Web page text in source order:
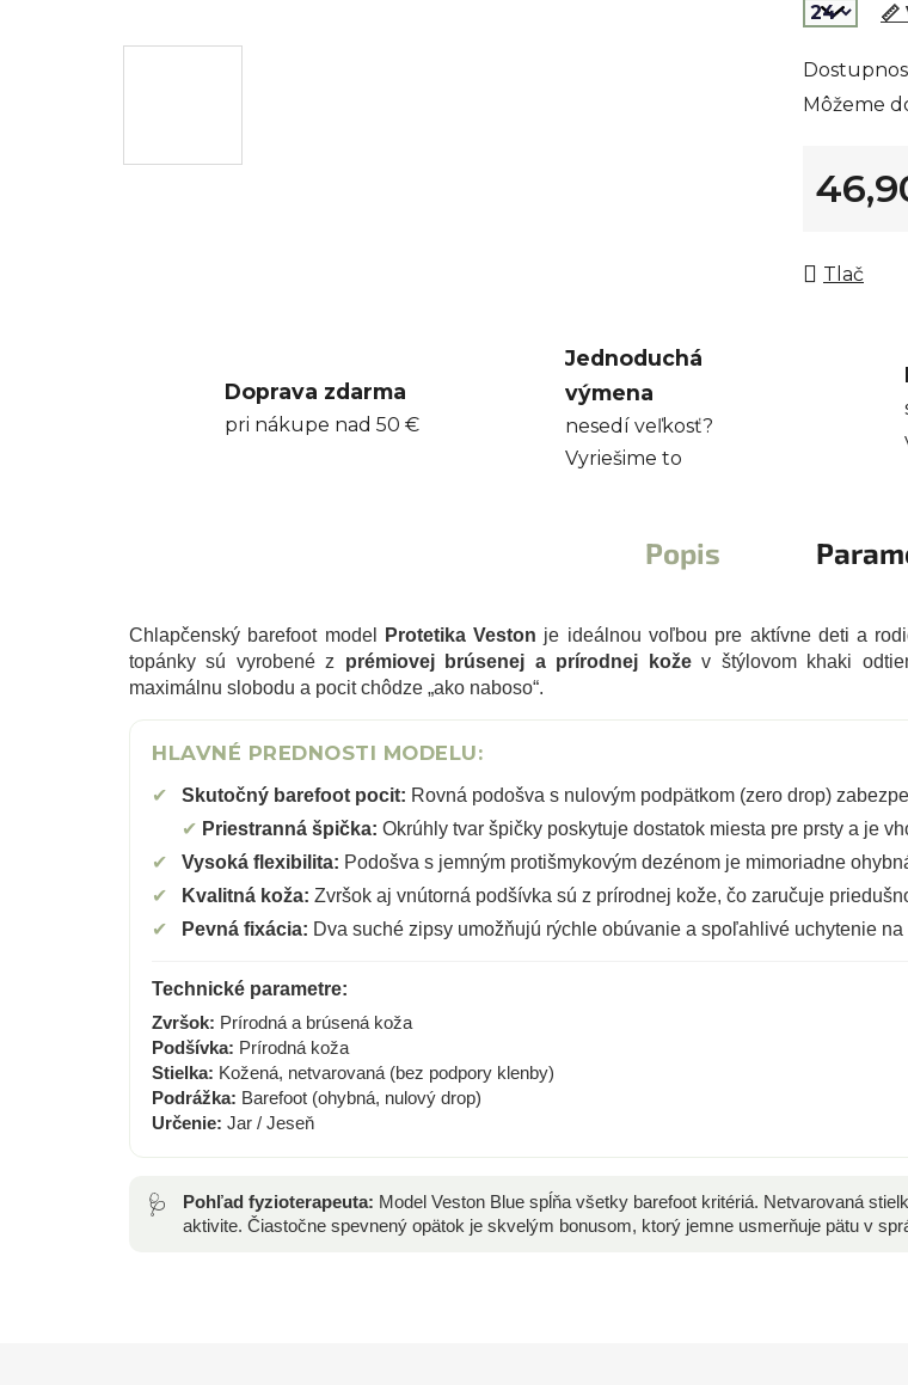
Môžeme
Tlač
Doprava zdarma
pri nákupe nad 50 €
Jednoduchá
výmena
nesedí veľkosť?
Vyriešime to
Popis
Chlapčenský barefoot model Protetika Veston je ideálnou voľbou pre aktívne deti a
topánky sú vyrobené z prémiovej brúsenej a prírodnej kožev štýlovom khaki
maximálnu slobodu a pocit chôdze „ako naboso“.
HLAVNÉ PREDNOSTI MODELU:
✔ Skutočný barefoot pocit: Rovná podošva s nulovým podpätkom (zero drop)
✔ Priestranná špička: Okrúhly tvar špičky poskytuje dostatok miesta pre prsty a je
✔
Vysoká flexibilita: Podošva s jemným protišmykovým dezénom je mimoriadne
✔
Kvalitná koža: Zvršok aj vnútorná podšívka sú z prírodnej kože, čo zaručuje
✔
Pevná fixácia: Dva suché zipsy umožňujú rýchle obúvanie a spoľahlivé uchytenie na
Technické parametre:
Zvršok: Prírodná a brúsená koža
Podšívka: Prírodná koža
Stielka: Kožená, netvarovaná (bez podpory klenby)
Podrážka: Barefoot (ohybná, nulový drop)
Určenie: Jar / Jeseň
🩺 Pohľad fyzioterapeuta: Model Veston Blue spĺňa všetky barefoot kritériá. Netvarovaná
aktivite. Čiastočne spevnený opätok je skvelým bonusom, ktorý jemne usmerňuje pätu v